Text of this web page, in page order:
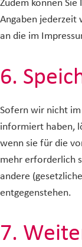
Zudem können
Angaben jederzeit
an die im
6.
Sofern wir nicht
informiert haben,
wenn sie für die
mehr erforderlich
andere
entgegenstehen.
7.